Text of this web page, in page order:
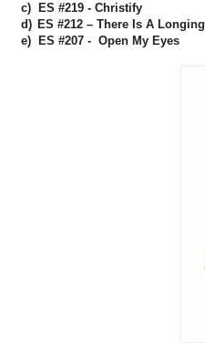
c)
ES #219- Christify
d) ES #212 – There Is A Longing
e)
ES #207- Open My Eyes